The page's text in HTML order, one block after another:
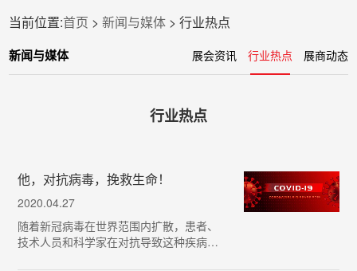
当前位置:首页 >新闻与媒体 > 行业热点
新闻与媒体 展会资讯 行业热点 展商动态
行业热点
他，对抗病毒，挽救生命！
2020.04.27
随着新冠病毒在世界范围内扩散，患者、
技术人员和科学家在对抗导致这种疾病的